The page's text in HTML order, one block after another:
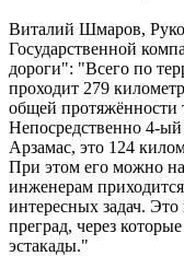
Виталий Шмаров,
Государственной
дороги": "Всего по
проходит 279
общей протяжённости
Непосредственно 4-
Арзамас, это 124
При этом его можно
инженерам
интересных задач.
преград, через
эстакады."